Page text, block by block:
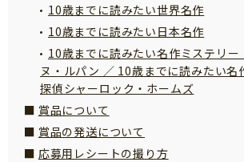
個⼈情報について
お問い合わせ
10歳までに読みたい世界名作
10歳までに読みたい日本名作
10歳までに読みたい名作ミステリ
ヌ・ルパン ／ 10歳までに読みたい
探偵シャーロック・ホームズ
賞品について
賞品の発送について
応募用レシートの撮り方